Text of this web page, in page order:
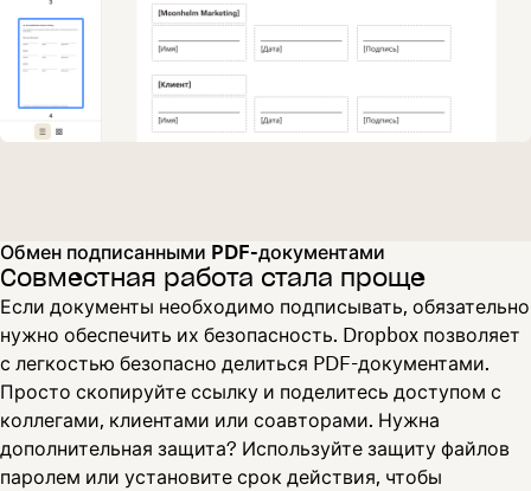
Обмен подписанными PDF-документами
Совместная работа стала проще
Если документы необходимо подписывать, обязательно
нужно обеспечить их безопасность. Dropbox позволяет
с легкостью безопасно делиться PDF-документами.
Просто скопируйте ссылку и поделитесь доступом с
коллегами, клиентами или соавторами. Нужна
дополнительная защита? Используйте защиту файлов
паролем или установите срок действия, чтобы